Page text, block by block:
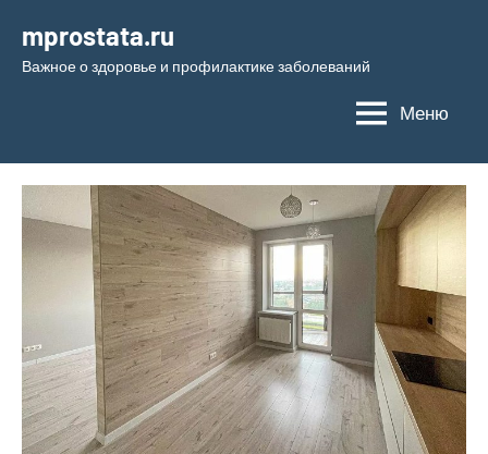
содержимому
mprostata.ru
Важное о здоровье и профилактике заболеваний
Меню